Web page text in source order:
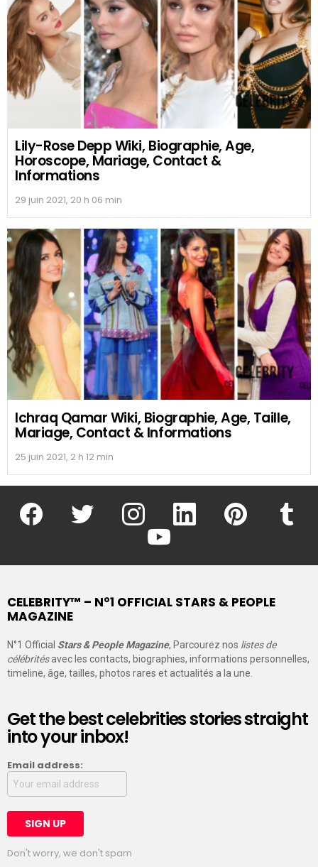
Lily-Rose Depp Wiki, Biographie, Age,
Horoscope, Mariage, Contact &
Informations
29 juin 2021, 20 h 06 min
Ichraq Qamar Wiki, Biographie, Age, Taille,
Mariage, Contact & Informations
25 juin 2021, 2 h 12 min
facebook twitter instagram linkedin pinterest
youtube
CELEBRITY™ – N°1 OFFICIAL STARS & PEOPLE
MAGAZINE
N°1 Official Stars & People Magazine, Parcourez nos listes de
célébritésavec les contacts, biographies, informations personnelles,
timeline, âge, tailles, photos rares et actualités a la une.
Get the best celebrities stories straight
into your inbox!
Email address:
Don't worry, we don't spam